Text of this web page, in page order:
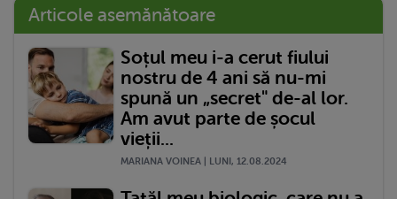
Articole asemănătoare
Soțul meu i-a cerut fiului
nostru de 4 ani să nu-mi
spună un „secret" de-al lor.
Am avut parte de șocul
vieții...
MARIANA VOINEA | LUNI, 12.08.2024